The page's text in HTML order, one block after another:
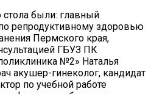
стола были: главный
репродуктивному здоровью
Пермского края,
ГБУЗ ПК
№2» Наталья
акушер-гинеколог, кандидат
по учебной работе